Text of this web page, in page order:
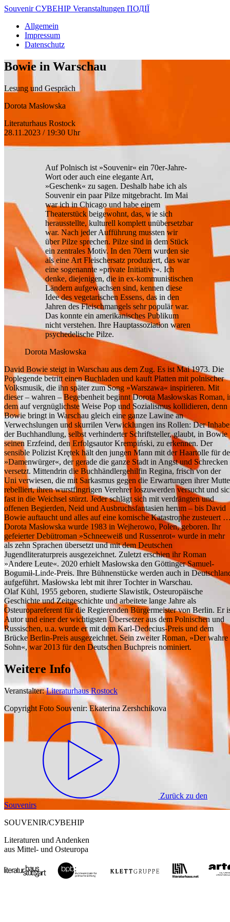
Souvenir СУВЕНІР Veranstaltungen ПОДІЇ
Allgemein
Impressum
Datenschutz
Bowie in Warschau
Lesung und Gespräch
Dorota Masłowska
Literaturhaus Rostock
28.11.2023 / 19:30 Uhr
Auf Polnisch ist »Souvenir« ein 70er-Jahre-
Wort oder auch eine elegante Art,
»Geschenk« zu sagen. Deshalb habe ich als
Souvenir ein paar Pilze mitgebracht. Im Mai
war ich in Chicago und habe einem
Theaterstück beigewohnt, das, wie sich
herausstellte, kulturell komplett unübersetzbar
war. Nach jeder Aufführung mussten wir
über Pilze sprechen. Pilze sind in dem Stück
ein zentrales Motiv. In den 70ern wurden sie
als eine Art Fleischersatz produziert, das war
eine sogenannte »private Initiative«. Ich
denke, diejenigen, die in ex-kommunistischen
Ländern aufgewachsen sind, kennen diese
Idee des vegetarischen Essens, das in den
Jahren des Fleischmangels sehr populär war.
Das konnte ein amerikanisches Publikum
nicht verstehen. Ihre Hauptassoziation waren
psychedelische Pilze.
Dorota Masłowska
David Bowie steigt in Warschau aus dem Zug. Es ist Mai 1973. Die
Poplegende betritt einen Buchladen und kauft Platten mit polnischer
Volksmusik, die ihn später zum Song »Warszawa« inspirieren. Mit
dieser – wahren – Begebenheit beginnt Dorota Masłowskas Roman,
dem auf vergnüglichste Weise Pop und Sozialismus kollidieren, denn
Bowie bringt in Warschau gleich eine ganze Lawine an
Verwechslungen und skurrilen Verwicklungen ins Rollen: Der
der Buchhandlung, selbst verhinderter Schriftsteller, glaubt, in Bowie
seinen Erzfeind, den Erfolgsautor Krempiński, zu erkennen. Der
sensible Polizist Krętek hält den jungen Mann mit der Haartolle für
»Damenwürger«, der gerade die ganze Stadt in Angst und Schrecken
versetzt. Mittendrin die Buchhändlergehilfin Regina, frisch von der
Uni verwiesen, die mit Sarkasmus gegen die Erwartungen ihrer
rebelliert, ihren wurstfingrigen Verehrer loszuwerden versucht und
fast in die Weichsel stürzt. Jeder schlägt sich mit verdrängten und
offenen Begierden, Neid und Ausbruchsfantasien herum – bis David
Bowie auftaucht und alles auf eine komische Katastrophe zusteuert
Dorota Masłowska wurde 1983 in Wejherowo, Polen, geboren. Ihr
gefeierter Debütroman »Schneeweiß und Russenrot« wurde in mehr
als zehn Sprachen übersetzt und mit dem Deutschen
Jugendliteraturpreis ausgezeichnet. Zuletzt erschien ihr Roman
»Andere Leute«. 2020 erhielt Masłowska den Göttinger Samuel-
Bogumił-Linde-Preis. Ihre Bühnenstücke werden auch in
aufgeführt. Masłowska lebt mit ihrer Tochter in Warschau.
Olaf Kühl, 1955 geboren, studierte Slawistik, Osteuropäische
Geschichte und Zeitgeschichte und arbeitete lange Jahre als
Osteuropareferent für die Regierenden Bürgermeister von Berlin. Er
Autor und einer der wichtigsten Übersetzer aus dem Polnischen und
Russischen, u.a. wurde er mit dem Karl-Dedecius-Preis und dem
Brücke Berlin-Preis ausgezeichnet. Sein zweiter Roman, »Der wahre
Sohn«, war 2013 für den Deutschen Buchpreis nominiert.
Weitere Info
Veranstalter: Literaturhaus Rostock
Copyright Foto Souvenir:Ekaterina Zershchikova
Zurück zu den
Souvenirs
SOUVENIR/СУВЕНІР
Literaturen und Andenken
aus Mittel- und Osteuropa